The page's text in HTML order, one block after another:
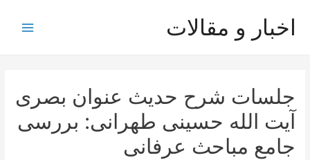
اخبار و مقالات
جلسات شرح حدیث عنوان بصری
آیت الله حسینی طهرانی: بررسی
جامع مباحث عرفانی